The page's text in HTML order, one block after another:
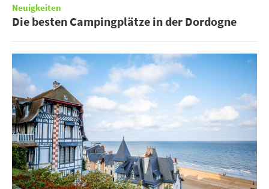
Neuigkeiten
Die besten Campingplätze in der Dordogne